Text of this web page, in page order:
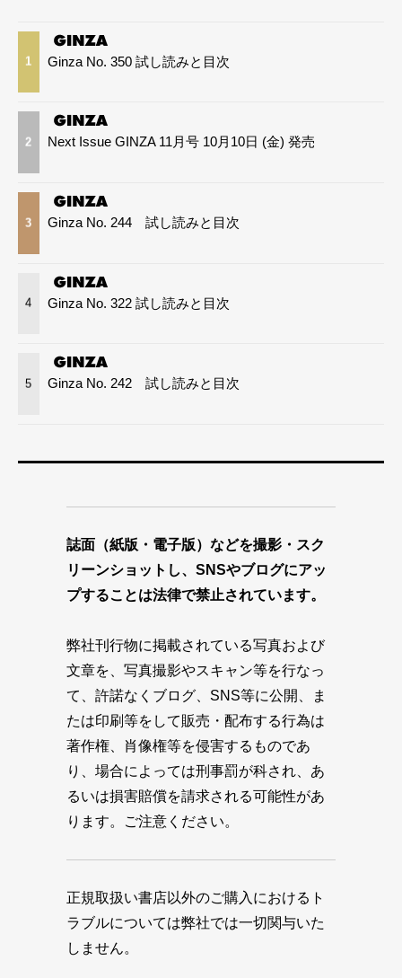
1 Ginza No. 350 試し読みと目次
2 Next Issue GINZA 11月号 10月10日 (金) 発売
3 Ginza No. 244 試し読みと目次
4 Ginza No. 322 試し読みと目次
5 Ginza No. 242 試し読みと目次
誌面（紙版・電子版）などを撮影・スク
リーンショットし、SNSやブログにアッ
プすることは法律で禁止されています。
弊社刊行物に掲載されている写真および
文章を、写真撮影やスキャン等を行なっ
て、許諾なくブログ、SNS等に公開、ま
たは印刷等をして販売・配布する行為は
著作権、肖像権等を侵害するものであ
り、場合によっては刑事罰が科され、あ
るいは損害賠償を請求される可能性があ
ります。ご注意ください。
正規取扱い書店以外のご購入におけるト
ラブルについては弊社では一切関与いた
しません。